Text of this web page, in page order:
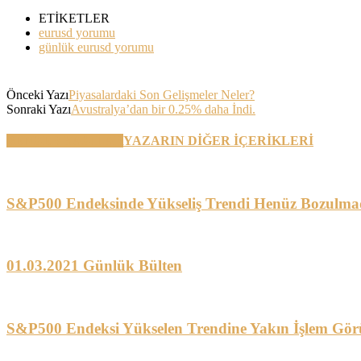
ETİKETLER
eurusd yorumu
günlük eurusd yorumu
Önceki YazıPiyasalardaki Son Gelişmeler Neler?
Sonraki YazıAvustralya’dan bir 0.25% daha İndi.
YAZARIN DİĞER İÇERİKLERİ
S&P500 Endeksinde Yükseliş Trendi Henüz
01.03.2021 Günlük Bülten
S&P500 Endeksi Yükselen Trendine Yakın İşlem